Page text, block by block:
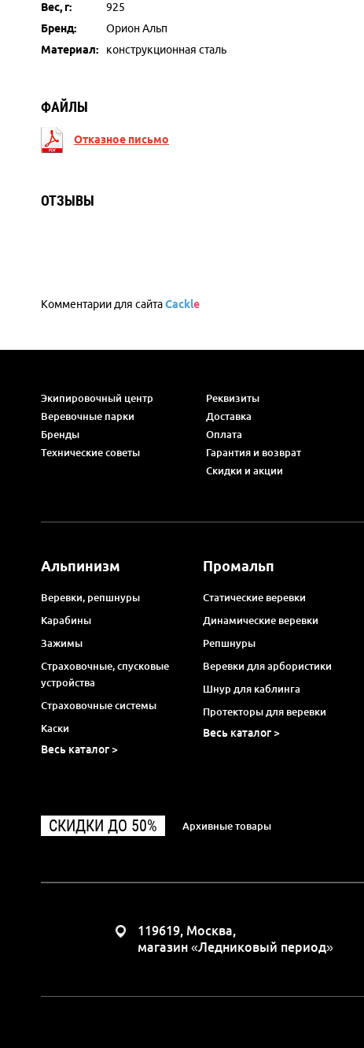
Вес, г:
925
Бренд:
Орион Альп
Материал:
конструкционная сталь
ФАЙЛЫ
Отказное письмо
ОТЗЫВЫ
Комментарии для сайтаCackle
Экипировочный центр
Веревочные парки
Бренды
Технические советы
Реквизиты
Доставка
Оплата
Гарантия и возврат
Скидки и акции
Альпинизм
Веревки, репшнуры
Карабины
Зажимы
Страховочные, спусковые
устройства
Страховочные системы
Каски
Весь каталог >
Промальп
Статические веревки
Динамические веревки
Репшнуры
Веревки для арбористики
Шнур для каблинга
Протекторы для веревки
Весь каталог >
СКИДКИ ДО 50% Архивные товары
119619, Москва,
магазин «Ледниковый период»